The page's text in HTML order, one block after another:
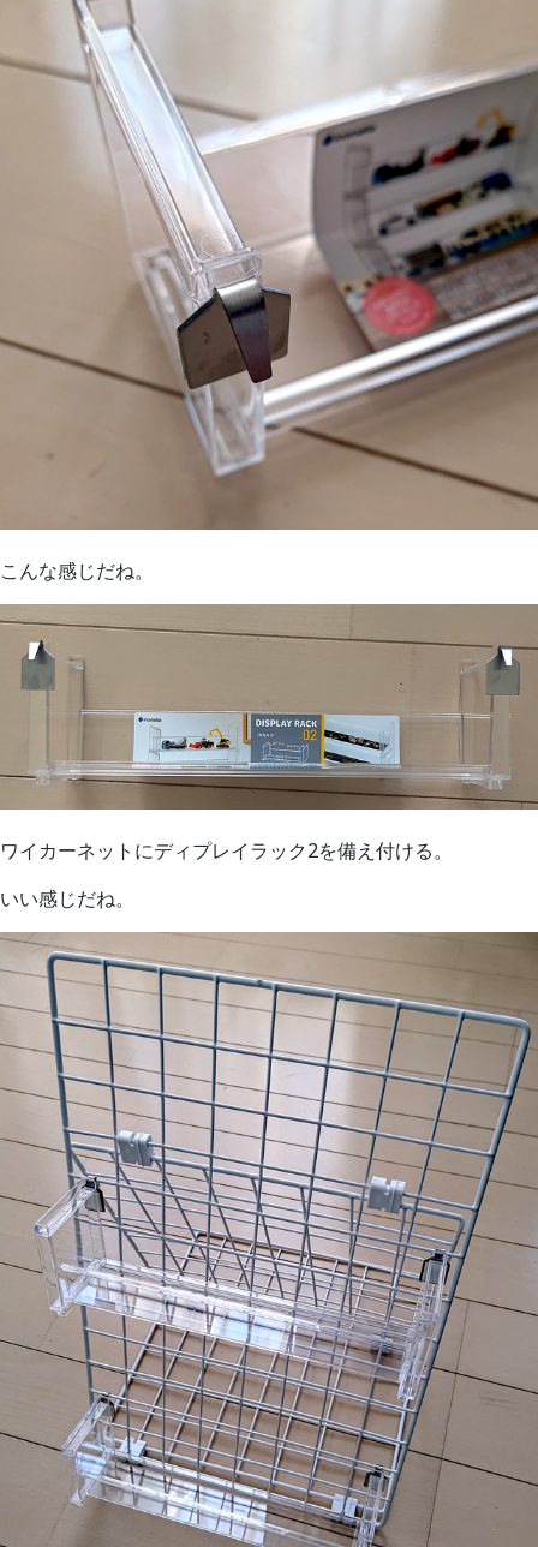
こんな感じだね。
ワイカーネットにディプレイラック2を備え付ける。
いい感じだね。